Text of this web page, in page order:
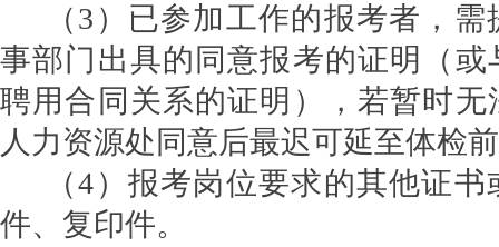
（3 ）已参加工作的报考者，
事部门出具的同意报考的证明（或
聘用合同关系的证明），若暂时无
人力资源处同意后最迟可延至体检
（4）报考岗位要求的其他证
件、复印件。